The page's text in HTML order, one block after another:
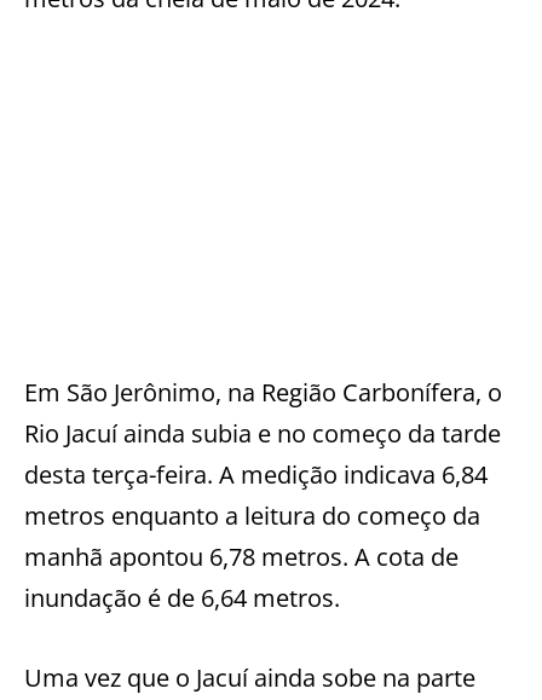
Em São Jerônimo, na Região Carbonífera, o
Rio Jacuí ainda subia e no começo da tarde
desta terça-feira. A medição indicava 6,84
metros enquanto a leitura do começo da
manhã apontou 6,78 metros. A cota de
inundação é de 6,64 metros.
Uma vez que o Jacuí ainda sobe na parte